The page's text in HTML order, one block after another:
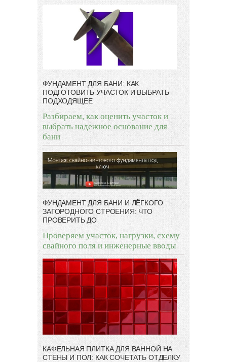
ФУНДАМЕНТ ДЛЯ БАНИ: КАК
ПОДГОТОВИТЬ УЧАСТОК И ВЫБРАТЬ
ПОДХОДЯЩЕЕ
Разбираем, как оценить участок и
выбрать надежное основание для
бани
ФУНДАМЕНТ ДЛЯ БАНИ И ЛЁГКОГО
ЗАГОРОДНОГО СТРОЕНИЯ: ЧТО
ПРОВЕРИТЬ ДО
Проверяем участок, нагрузки, схему
свайного поля и инженерные вводы
КАФЕЛЬНАЯ ПЛИТКА ДЛЯ ВАННОЙ НА
СТЕНЫ И ПОЛ: КАК СОЧЕТАТЬ ОТДЕЛКУ